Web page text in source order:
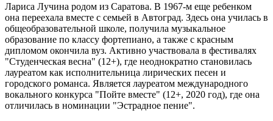
В Отрадненской больнице после капремонта открылся
обновленный терапевтический корпус
06.08.2026 | 18:53
В Жигулевске почти 200 человек проверились на рак кожи
06.08.2026 | 18:46
В Самарской области прошло первое заседание Экспертного
клуба для общественного контроля за выборами
06.08.2026 | 18:26
Тольяттинцев 6 августа приглашают посмотреть кино под
звездами
Лариса Лучина родом из Саратова. В 1967-м еще ребенком
она переехала вместе с семьей в Автоград. Здесь она училась в
общеобразовательной школе, получила музыкальное
образование по классу фортепиано, а также с красным
дипломом окончила вуз. Активно участвовала в фестивалях
"Студенческая весна" (12+), где неоднократно становилась
лауреатом как исполнительница лирических песен и
городского романса. Является лауреатом международного
вокального конкурса "Пойте вместе" (12+, 2020 год), где она
отличилась в номинации "Эстрадное пение".